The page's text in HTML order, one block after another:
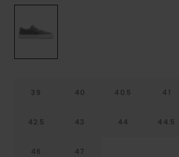
39 40 40.5 41
42.5 43 44 44.5
46 47